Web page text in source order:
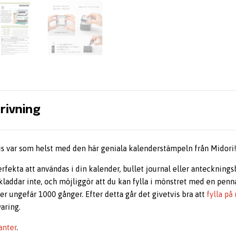
var som helst med den här geniala kalenderstämpeln från Midori!
att användas i din kalender, bullet journal eller
inte, och möjliggör att du kan fylla i mönstret med en
ungefär 1000 gånger. Efter detta går det givetvis bra att fylla på
.